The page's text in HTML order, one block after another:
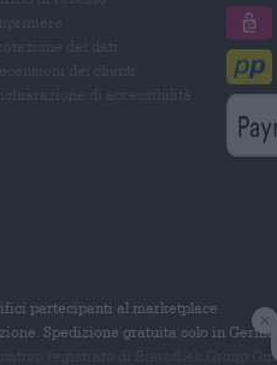
partecipanti al marketplace
Spedizione gratuita solo in
registrato di Bierothek Group